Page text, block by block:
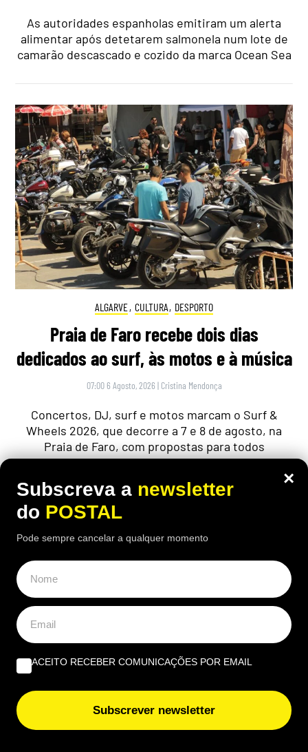
As autoridades espanholas emitiram um alerta
alimentar após detetarem salmonela num lote de
camarão descascado e cozido da marca Ocean Sea
ALGARVE, CULTURA, DESPORTO
Praia de Faro recebe dois dias
dedicados ao surf, às motos e à música
07:00 6 Agosto, 2026 | Cristina Mendonça
Concertos, DJ, surf e motos marcam o Surf &
Wheels 2026, que decorre a 7 e 8 de agosto, na
Praia de Faro, com propostas para todos
Banco de Espanha faz aviso a quem
×
Subscreva a newsletter
do POSTAL
Pode sempre cancelar a qualquer momento
ACEITO RECEBER COMUNICAÇÕES POR EMAIL
Subscrever newsletter